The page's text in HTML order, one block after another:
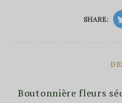
SHARE:
Boutonnière fleurs